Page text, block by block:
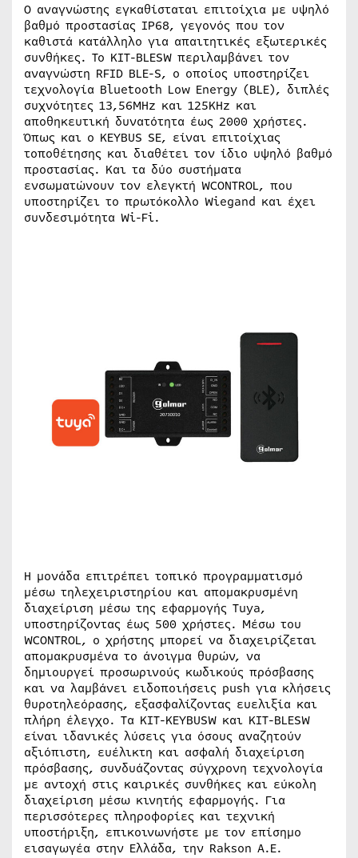
Ο αναγνώστης εγκαθίσταται επιτοίχια με υψηλό
βαθμό προστασίας IP68, γεγονός που τον
καθιστά κατάλληλο για απαιτητικές εξωτερικές
συνθήκες. Το KIT-BLESW περιλαμβάνει τον
αναγνώστη RFID BLE-S, ο οποίος υποστηρίζει
τεχνολογία Bluetooth Low Energy (BLE), διπλές
συχνότητες 13,56MHz και 125KHz και
αποθηκευτική δυνατότητα έως 2000 χρήστες.
Όπως και ο KEYBUS SE, είναι επιτοίχιας
τοποθέτησης και διαθέτει τον ίδιο υψηλό βαθμό
προστασίας. Και τα δύο συστήματα
ενσωματώνουν τον ελεγκτή WCONTROL, που
υποστηρίζει το πρωτόκολλο Wiegand και έχει
συνδεσιμότητα Wi-Fi.
Η μονάδα επιτρέπει τοπικό προγραμματισμό
μέσω τηλεχειριστηρίου και απομακρυσμένη
διαχείριση μέσω της εφαρμογής Tuya,
υποστηρίζοντας έως 500 χρήστες. Μέσω του
WCONTROL, ο χρήστης μπορεί να διαχειρίζεται
απομακρυσμένα το άνοιγμα θυρών, να
δημιουργεί προσωρινούς κωδικούς πρόσβασης
και να λαμβάνει ειδοποιήσεις push για κλήσεις
θυροτηλεόρασης, εξασφαλίζοντας ευελιξία και
πλήρη έλεγχο. Τα KIT-KEYBUSW και KIT-BLESW
είναι ιδανικές λύσεις για όσους αναζητούν
αξιόπιστη, ευέλικτη και ασφαλή διαχείριση
πρόσβασης, συνδυάζοντας σύγχρονη τεχνολογία
με αντοχή στις καιρικές συνθήκες και εύκολη
διαχείριση μέσω κινητής εφαρμογής. Για
περισσότερες πληροφορίες και τεχνική
υποστήριξη, επικοινωνήστε με τον επίσημο
εισαγωγέα στην Ελλάδα, την Rakson A.E.